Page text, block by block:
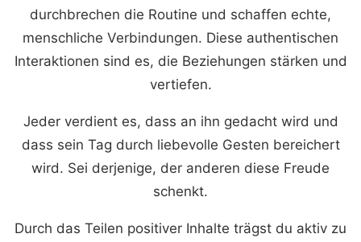
durchbrechen die Routine und schaffen echte,
menschliche Verbindungen. Diese authentischen
Interaktionen sind es, die Beziehungen stärken und
vertiefen.
Jeder verdient es, dass an ihn gedacht wird und
dass sein Tag durch liebevolle Gesten bereichert
wird. Sei derjenige, der anderen diese Freude
schenkt.
Durch das Teilen positiver Inhalte trägst du aktiv zu